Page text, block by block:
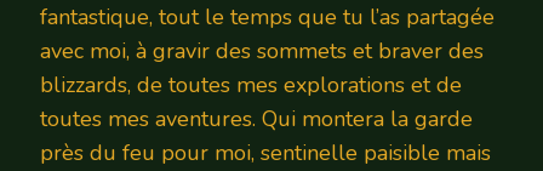
fantastique, tout le temps que tu l’as partagée
avec moi, à gravir des sommets et braver des
blizzards, de toutes mes explorations et de
toutes mes aventures. Qui montera la garde
près du feu pour moi, sentinelle paisible mais